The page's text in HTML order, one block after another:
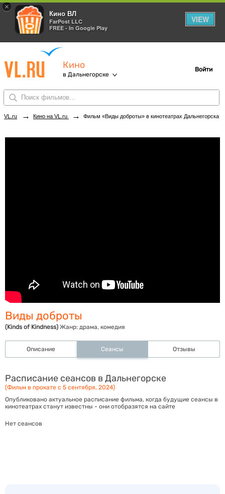
×
Кино ВЛ
FarPost LLC
FREE - In Google Play
VIEW
Кино
в Дальнегорске
Войти
VL.ru → Кино на VL.ru → Фильм «Виды доброты» в кинотеатрах Дальнегорска. Купить билеты!
Виды доброты
(Kinds of Kindness) Жанр: драма, комедия
Описание Сеансы Отзывы
Расписание сеансов в Дальнегорске
(Фильм в прокате с 5 сентября, 2024)
Опубликовано актуальное расписание фильма, когда будущие сеансы в
кинотеатрах станут известны - они отобразятся на сайте
Нет сеансов